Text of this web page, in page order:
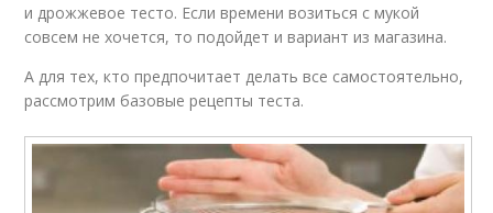
Тест с мясом
и дрожжевое тесто. Если времени возиться с мукой
совсем не хочется, то подойдет и вариант из магазина.
А для тех, кто предпочитает делать все самостоятельно,
рассмотрим базовые рецепты теста.